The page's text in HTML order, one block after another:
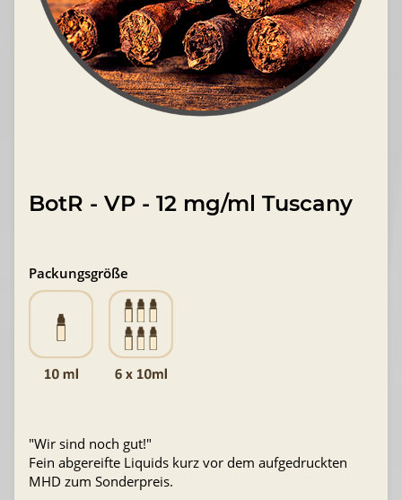
BotR - VP - 12 mg/ml Tuscany
Packungsgröße
"Wir sind noch gut!"
Fein abgereifte Liquids kurz vor dem aufgedruckten
MHD zum Sonderpreis.